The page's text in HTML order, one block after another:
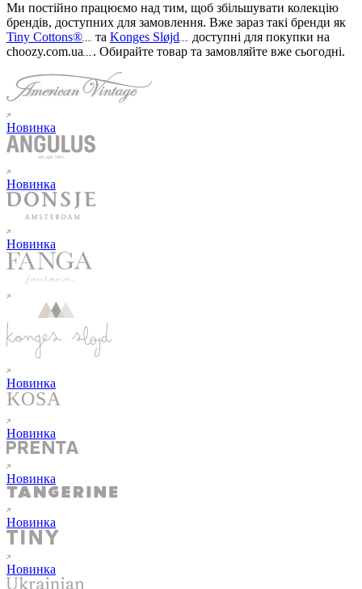
Ми постійно працюємо над тим, щоб збільшувати колекцію
брендів, доступних для замовлення. Вже зараз такі бренди як
Tiny Cottons®
та Konges Sløjd
доступні для покупки на
choozy.com.ua
. Обирайте товар та замовляйте вже сьогодні.
Новинка
Новинка
Новинка
Новинка
Новинка
Новинка
Новинка
Новинка